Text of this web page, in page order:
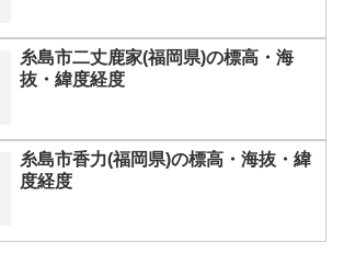
糸島市二丈鹿家(福岡県)の標高・海
抜・緯度経度
糸島市香力(福岡県)の標高・海抜・緯
度経度